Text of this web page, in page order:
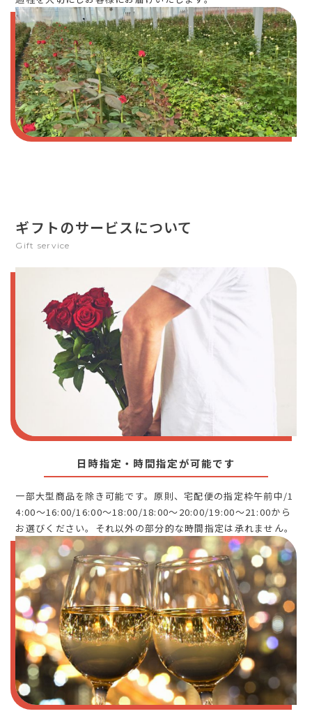
ギフトのサービスについて
Gift service
日時指定・時間指定が可能です
一部大型商品を除き可能です。原則、宅配便の指定枠午前中/1
4:00～16:00/16:00～18:00/18:00～20:00/19:00～21:00から
お選びください。それ以外の部分的な時間指定は承れません。